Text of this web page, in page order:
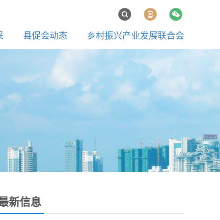
县促会动态 乡村振兴产业发展联合会
新信息